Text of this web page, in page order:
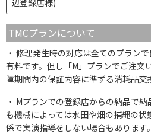
TMCプランについて
修理発生時の対応は全てのプラン
有料です。但し「M」プランでご注文
障期間内の保証内容に準ずる消耗品交
Mプランでの登録店からの納品で
も機械によっては水田や畑の捕縄の
係で実演指導をしない場合もあります。